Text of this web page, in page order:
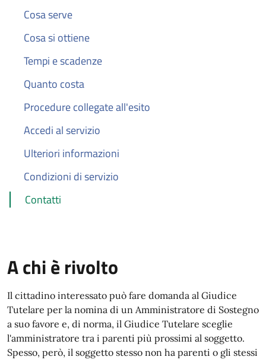
Cosa serve
Cosa si ottiene
Tempi e scadenze
Quanto costa
Procedure collegate all'esito
Accedi al servizio
Ulteriori informazioni
Condizioni di servizio
Contatti
A chi è rivolto
Il cittadino interessato può fare domanda al Giudice
Tutelare per la nomina di un Amministratore di Sostegno
a suo favore e, di norma, il Giudice Tutelare sceglie
l'amministratore tra i parenti più prossimi al soggetto.
Spesso, però, il soggetto stesso non ha parenti o gli stessi